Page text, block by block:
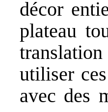
décor
plateau
utiliser
avec des